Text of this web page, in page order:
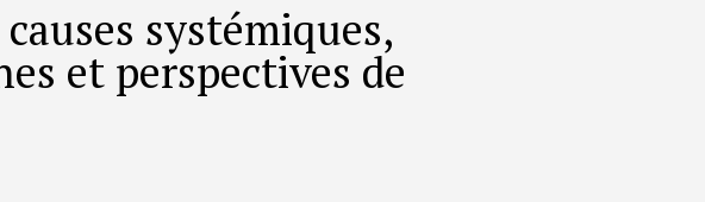
systémiques,
et perspectives de